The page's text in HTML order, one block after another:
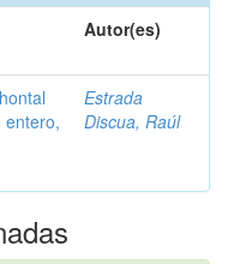
Autor(es)
entero,
Estrada
Discua, Raúl